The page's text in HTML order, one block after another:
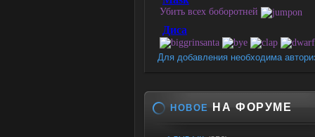
Для добавления необходима
НОВОЕ НА ФОРУМЕ